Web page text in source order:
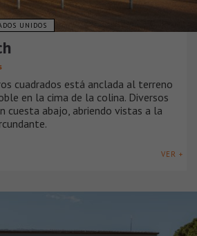
UNIDOS
cuadrados está anclada al terreno
en la cima de la colina. Diversos
cuesta abajo, abriendo vistas a la
VER +